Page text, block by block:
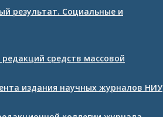
результат. Социальные и
средств массовой
издания научных журналов НИУ